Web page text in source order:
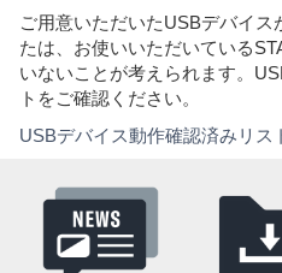
ご用意いただいたUSBデバイス
たは、お使いいただいている
いないことが考えられます。
トをご確認ください。
USBデバイス動作確認済みリス